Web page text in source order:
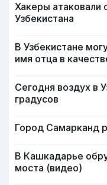
Хакеры атаковали
Узбекистана
В Узбекистане
имя отца в
Сегодня воздух в
градусов
Город Самарканд
В Кашкадарье
моста (видео)